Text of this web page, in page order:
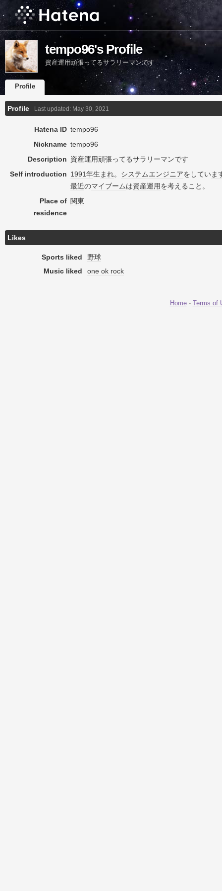
tempo96's Profile
資産運用頑張ってるサラリーマンです
Profile
Profile Last updated: May 30, 2021
Hatena ID tempo96
Nickname tempo96
Description 資産運用頑張ってるサラリーマンです
Self introduction 1991年生まれ。 システムエンジニアをしていま
最近のマイブームは資産運用を考えること。
Place of
residence
関東
Likes
Sports liked
野球
Music liked
one ok rock
Home- Terms of